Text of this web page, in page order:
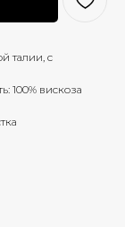
талии, с
100% вискоза